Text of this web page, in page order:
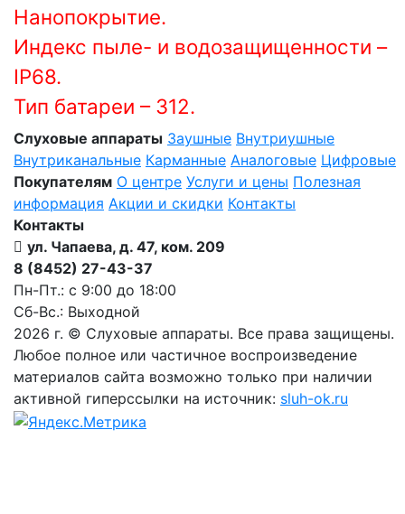
Нанопокрытие.
Индекс пыле- и водозащищенности –
IP68.
Тип батареи – 312.
Слуховые аппараты Заушные Внутриушные
Внутриканальные Карманные Аналоговые Цифровые
Покупателям О центре Услуги и цены Полезная
информация Акции и скидки Контакты
Контакты
ул. Чапаева, д. 47, ком. 209
8 (8452) 27-43-37
Пн-Пт.: с 9:00 до 18:00
Сб-Вс.: Выходной
2026 г. © Слуховые аппараты. Все права защищены.
Любое полное или частичное воспроизведение
материалов сайта возможно только при наличии
активной гиперссылки на источник: sluh-ok.ru